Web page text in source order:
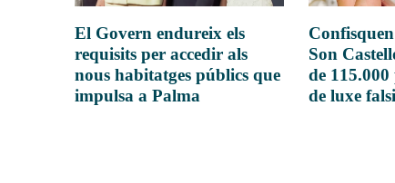
El Govern endureix els
requisits per accedir als
nous habitatges públics que
impulsa a Palma
Son
de 115.000
de luxe